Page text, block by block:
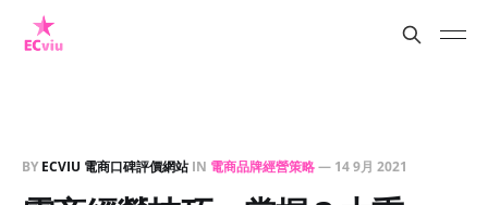
BY ECVIU 電商口碑評價網站IN 電商品牌經營策略— 14 9月 2021